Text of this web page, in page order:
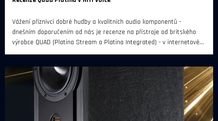
Vážení příznivci dobré hudby a kvalitních audio komponentů -
dnešním doporučením od nás je recenze na přístroje od britského
výrobce QUAD (Platina Stream a Platina Integrated) - v internetovém
magazínu Hifi Voice.